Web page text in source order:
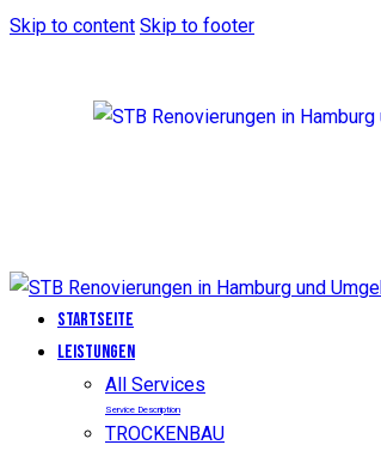
Skip to content Skip to footer
Startseite
LEISTUNGEN
All Services
Service Description
TROCKENBAU